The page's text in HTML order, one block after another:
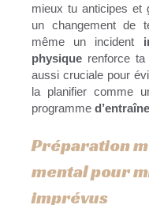
mieux tu anticipes et
un changement de
même un incident
physique renforce ta
aussi cruciale pour
la planifier comme
programme
Préparation
mental pour
imprévus